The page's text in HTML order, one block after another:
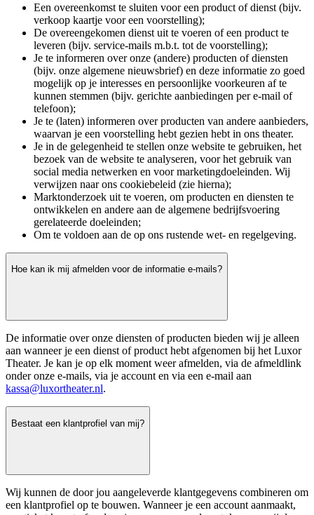
Een overeenkomst te sluiten voor een product of dienst (bijv.
verkoop kaartje voor een voorstelling);
De overeengekomen dienst uit te voeren of een product te
leveren (bijv. service-mails m.b.t. tot de voorstelling);
Je te informeren over onze (andere) producten of diensten
(bijv. onze algemene nieuwsbrief) en deze informatie zo goed
mogelijk op je interesses en persoonlijke voorkeuren af te
kunnen stemmen (bijv. gerichte aanbiedingen per e-mail of
telefoon);
Je te (laten) informeren over producten van andere aanbieders,
waarvan je een voorstelling hebt gezien hebt in ons theater.
Je in de gelegenheid te stellen onze website te gebruiken, het
bezoek van de website te analyseren, voor het gebruik van
social media netwerken en voor marketingdoeleinden. Wij
verwijzen naar ons cookiebeleid (zie hierna);
Marktonderzoek uit te voeren, om producten en diensten te
ontwikkelen en andere aan de algemene bedrijfsvoering
gerelateerde doeleinden;
Om te voldoen aan de op ons rustende wet- en regelgeving.
Hoe kan ik mij afmelden voor de informatie e-mails?
De informatie over onze diensten of producten bieden wij je alleen
aan wanneer je een dienst of product hebt afgenomen bij het Luxor
Theater. Je kan je op elk moment weer afmelden, via de afmeldlink
onder onze e-mails, via je account en via een e-mail aan
kassa@luxortheater.nl.
Bestaat een klantprofiel van mij?
Wij kunnen de door jou aangeleverde klantgegevens combineren om
een klantprofiel op te bouwen. Wanneer je een account aanmaakt,